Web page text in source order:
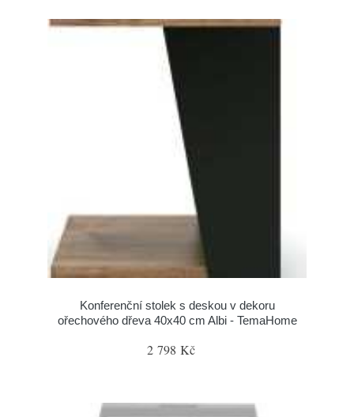
Konferenční stolek s deskou v dekoru
ořechového dřeva 40x40 cm Albi - TemaHome
2 798 Kč